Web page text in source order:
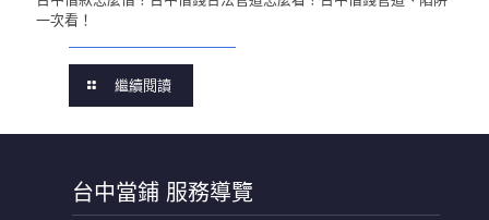
一次看！
繼續閱讀
台中當鋪 服務導覽